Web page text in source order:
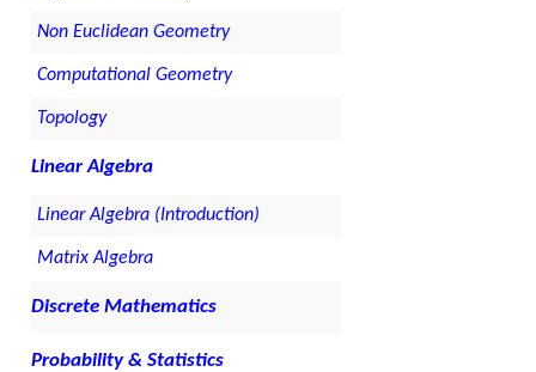
Non Euclidean Geometry
Computational Geometry
Topology
Linear Algebra
Linear Algebra (Introduction)
Matrix Algebra
Discrete Mathematics
Probability & Statistics